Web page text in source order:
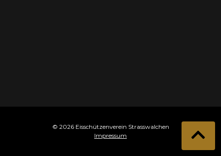
© 2026 Eisschützenverein Strasswalchen
Impressum